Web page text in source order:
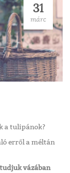
31
márc
a tulipánok?
erről a méltán
vázában